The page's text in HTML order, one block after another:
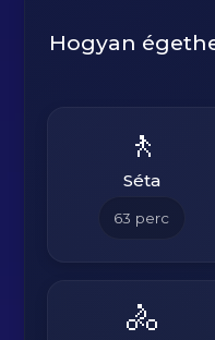
Hogyan
🚶
Séta
63 perc
🚴